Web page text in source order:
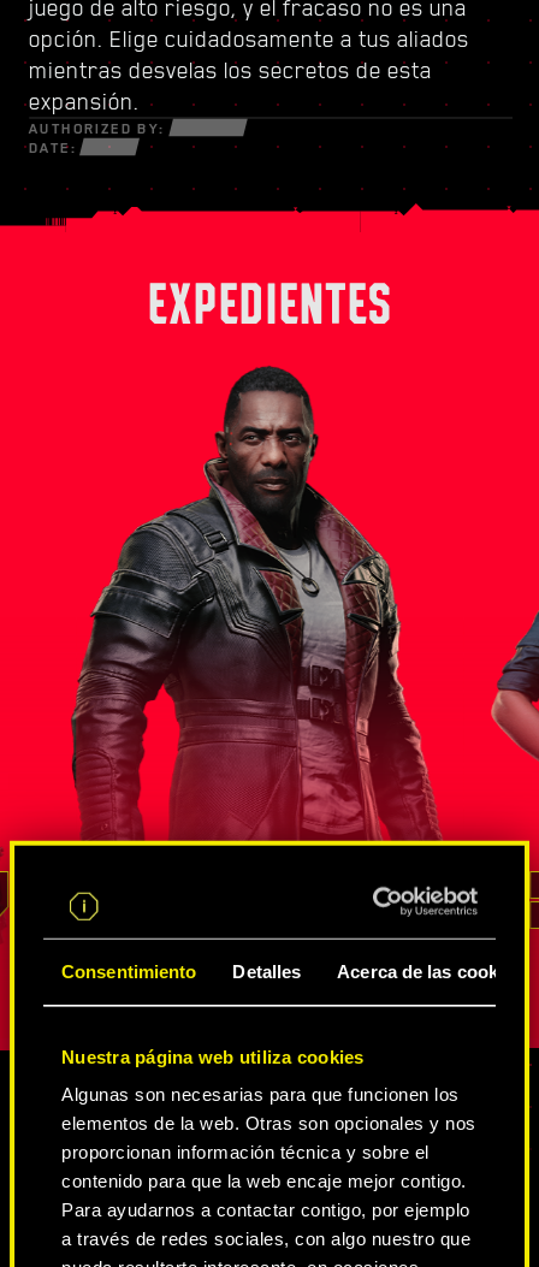
Consentimiento Detalles Acerca de las cookies
Nuestra página web utiliza cookies
Algunas son necesarias para que funcionen los
elementos de la web. Otras son opcionales y nos
proporcionan información técnica y sobre el
contenido para que la web encaje mejor contigo.
Para ayudarnos a contactar contigo, por ejemplo
a través de redes sociales, con algo nuestro que
juego de alto riesgo, y el fracaso no es una
opción. Elige cuidadosamente a tus aliados
mientras desvelas los secretos de esta
expansión.
AUTHORIZED BY:
DATE:
dispuestos a todo. Dentro de sus muros,
descubrirás encargos y misiones de alta
intensidad con más cosas en juego que nunca.
estafadores desesperados, astutos
netrunners y mercenarios sin escrúpulos
dispuestos a todo por el dinero y el poder.
EXPEDIENTES
en
de
recurso
Solomon Reed es un experimentado
agente de la FIA que ha demostrado su
valía en un sinfín de misiones de
inteligencia encubiertas. Él sabe mejor
que nadie cómo sacar provecho de
espías y netrunners
, cómo extraer
información y cómo acceder a los lugares
sentido del deber son inquebrantables.
Alex, en
de
Estados
no ha
CONTENIDO MULTIMEDIA
CYBERPUNK 2077